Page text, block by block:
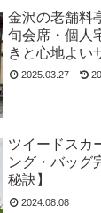
金沢の老舗料
旬会席・個人
きと心地よい
2025.03.27
ツイードスカ
ング・バッグ
秘訣】
2024.08.08